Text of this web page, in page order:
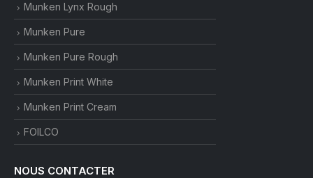
Munken Lynx Rough
Munken Pure
Munken Pure Rough
Munken Print White
Munken Print Cream
FOILCO
NOUS CONTACTER